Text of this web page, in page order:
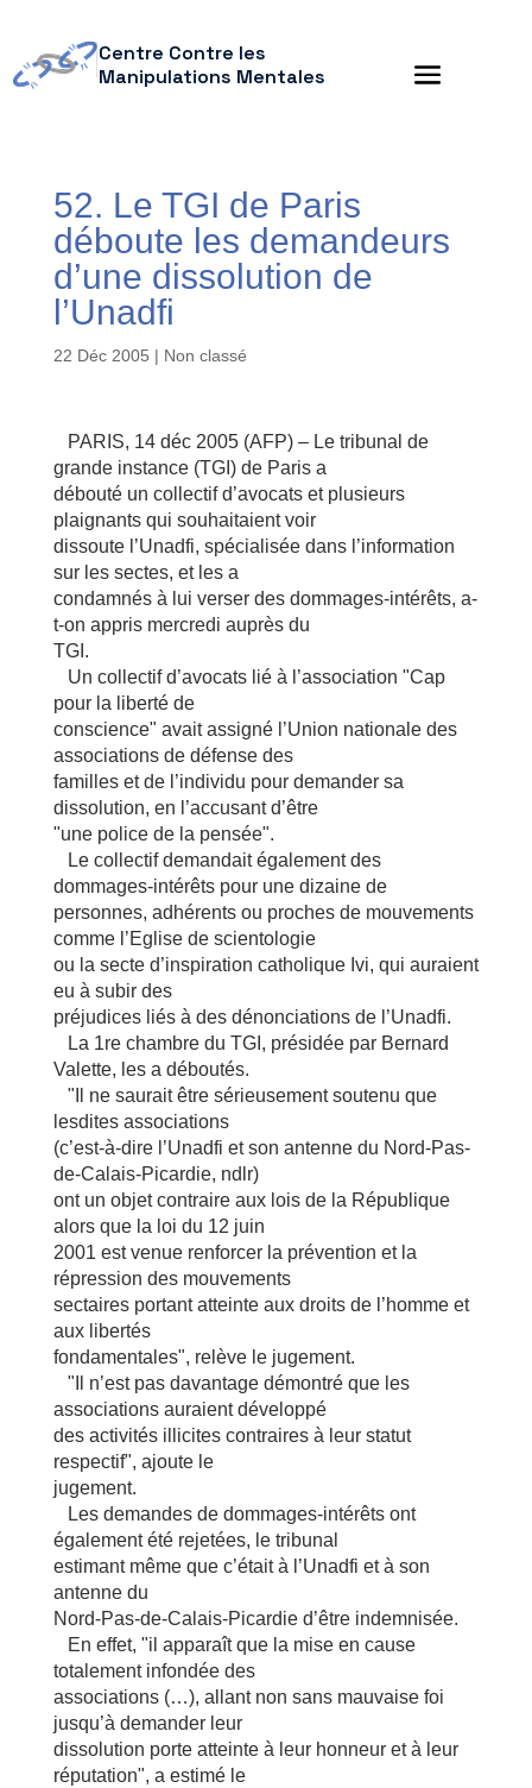
Centre Contre les
Manipulations Mentales
52. Le TGI de Paris
déboute les demandeurs
d’une dissolution de
l’Unadfi
22 Déc 2005 | Non classé
PARIS, 14 déc 2005 (AFP) – Le tribunal de
grande instance (TGI) de Paris a
débouté un collectif d’avocats et plusieurs
plaignants qui souhaitaient voir
dissoute l’Unadfi, spécialisée dans l’information
sur les sectes, et les a
condamnés à lui verser des dommages-intérêts, a-
t-on appris mercredi auprès du
TGI.
Un collectif d’avocats lié à l’association "Cap
pour la liberté de
conscience" avait assigné l’Union nationale des
associations de défense des
familles et de l’individu pour demander sa
dissolution, en l’accusant d’être
"une police de la pensée".
Le collectif demandait également des
dommages-intérêts pour une dizaine de
personnes, adhérents ou proches de mouvements
comme l’Eglise de scientologie
ou la secte d’inspiration catholique Ivi, qui auraient
eu à subir des
préjudices liés à des dénonciations de l’Unadfi.
La 1re chambre du TGI, présidée par Bernard
Valette, les a déboutés.
"Il ne saurait être sérieusement soutenu que
lesdites associations
(c’est-à-dire l’Unadfi et son antenne du Nord-Pas-
de-Calais-Picardie, ndlr)
ont un objet contraire aux lois de la République
alors que la loi du 12 juin
2001 est venue renforcer la prévention et la
répression des mouvements
sectaires portant atteinte aux droits de l’homme et
aux libertés
fondamentales", relève le jugement.
"Il n’est pas davantage démontré que les
associations auraient développé
des activités illicites contraires à leur statut
respectif", ajoute le
jugement.
Les demandes de dommages-intérêts ont
également été rejetées, le tribunal
estimant même que c’était à l’Unadfi et à son
antenne du
Nord-Pas-de-Calais-Picardie d’être indemnisée.
En effet, "il apparaît que la mise en cause
totalement infondée des
associations (…), allant non sans mauvaise foi
jusqu’à demander leur
dissolution porte atteinte à leur honneur et à leur
réputation", a estimé le